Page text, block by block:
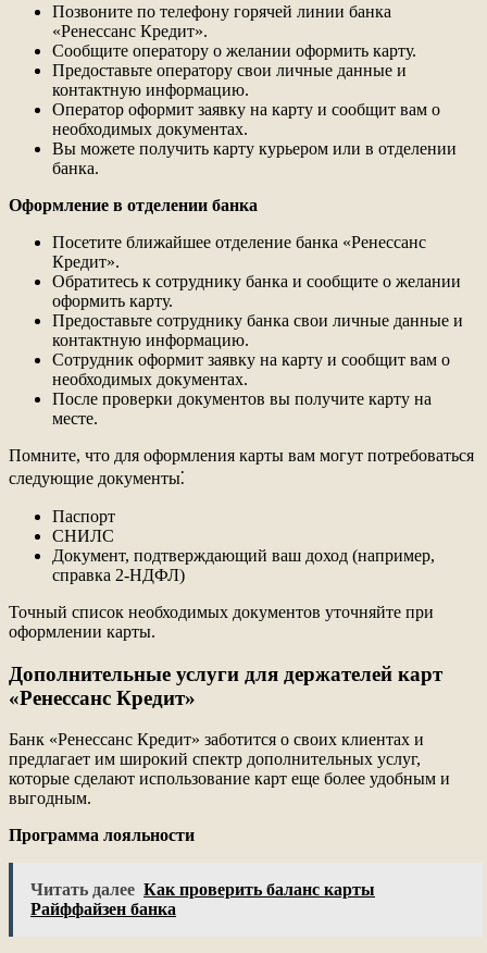
Позвоните по телефону горячей линии банка
«Ренессанс Кредит».
Сообщите оператору о желании оформить карту.
Предоставьте оператору свои личные данные и
контактную информацию.
Оператор оформит заявку на карту и сообщит вам о
необходимых документах.
Вы можете получить карту курьером или в отделении
банка.
Оформление в отделении банка
Посетите ближайшее отделение банка «Ренессанс
Кредит».
Обратитесь к сотруднику банка и сообщите о желании
оформить карту.
Предоставьте сотруднику банка свои личные данные и
контактную информацию.
Сотрудник оформит заявку на карту и сообщит вам о
необходимых документах.
После проверки документов вы получите карту на
месте.
Помните, что для оформления карты вам могут потребоваться
следующие документы⁚
Паспорт
СНИЛС
Документ, подтверждающий ваш доход (например,
справка 2-НДФЛ)
Точный список необходимых документов уточняйте при
оформлении карты.
Дополнительные услуги для держателей карт
«Ренессанс Кредит»
Банк «Ренессанс Кредит» заботится о своих клиентах и
предлагает им широкий спектр дополнительных услуг,
которые сделают использование карт еще более удобным и
выгодным.
Программа лояльности
Читать далее Как проверить баланс карты
Райффайзен банка